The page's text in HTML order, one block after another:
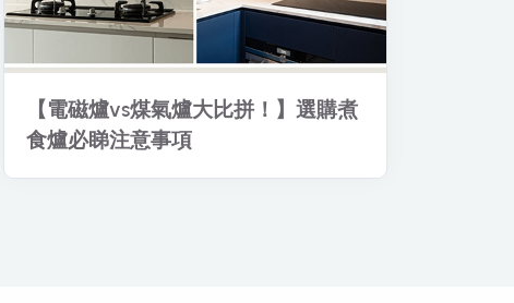
【電磁爐vs煤氣爐大比拼！】選購煮
食爐必睇注意事項